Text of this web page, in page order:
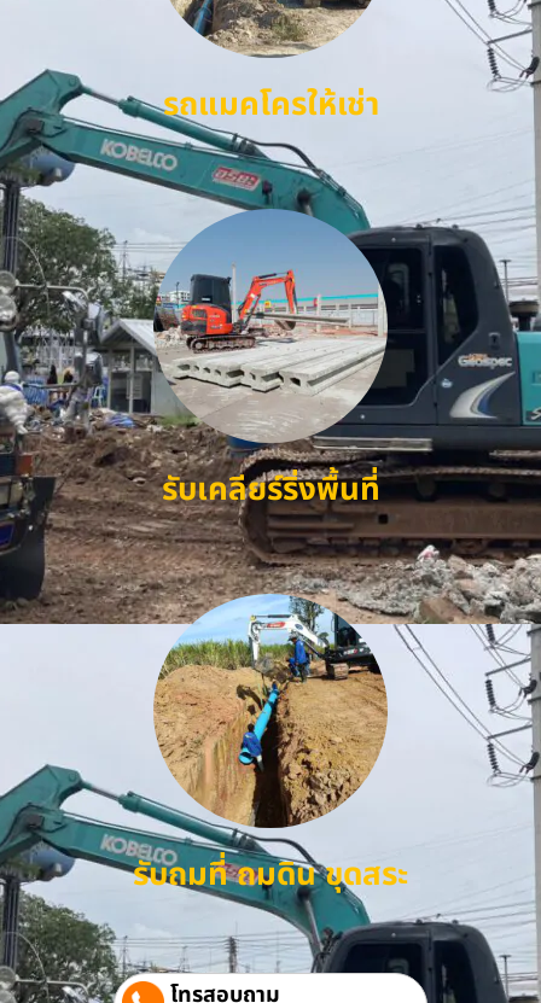
รถแมคโครให้เช่า
รับเคลียร์ริ่งพื้นที่
รับถมที่ ถมดิน ขุดสระ
โทรสอบถาม